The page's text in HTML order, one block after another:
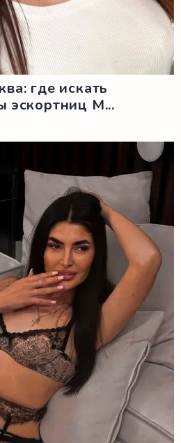
где искать
эскортниц М...